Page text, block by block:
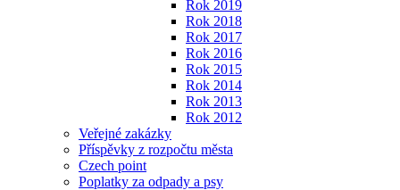
Rok 2019
Rok 2018
Rok 2017
Rok 2016
Rok 2015
Rok 2014
Rok 2013
Rok 2012
Veřejné zakázky
Příspěvky z rozpočtu města
Czech point
Poplatky za odpady a psy